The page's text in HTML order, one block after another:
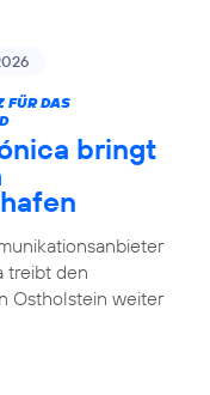
FÜR DAS
bringt
treibt den
Ostholstein weiter